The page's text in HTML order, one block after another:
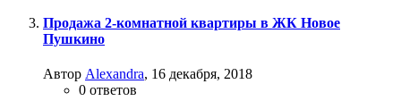
Продажа 2-комнатной квартиры в ЖК Новое
Пушкино
Автор Alexandra, 16 декабря, 2018
0 ответов